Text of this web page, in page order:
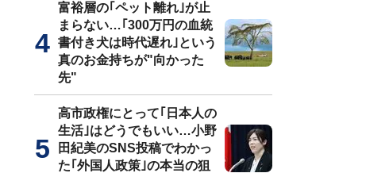
富裕層の｢ペット離れ｣が止
まらない…｢300万円の血統
書付き犬は時代遅れ｣という
真のお金持ちが"向かった
先"
高市政権にとって｢日本人の
生活｣はどうでもいい…小野
田紀美のSNS投稿でわかっ
た｢外国人政策｣の本当の狙